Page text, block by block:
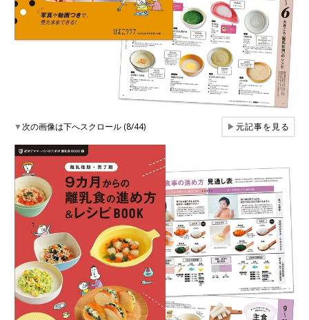
▼次の画像は下へスクロール (8/44) ▶元記事を見る